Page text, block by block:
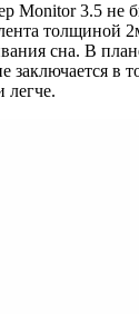
Monitor 3.5 не
толщиной
сна. В
заключается в
легче.